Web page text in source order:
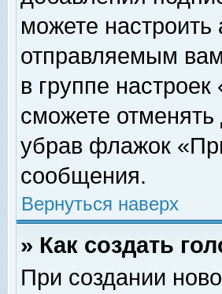
можете
отправляемым
в группе
сможете
убрав флажок
сообщения.
Вернуться наверх
» Как создать
При создании